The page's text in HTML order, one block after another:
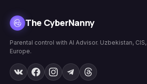
The CyberNanny
Parental control with AI Advisor. Uzbekistan, CIS,
Europe.